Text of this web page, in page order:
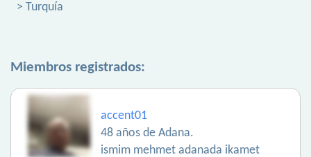
> Turquía
Miembros registrados:
accent01
48 años de Adana.
ismim mehmet adanada ikamet